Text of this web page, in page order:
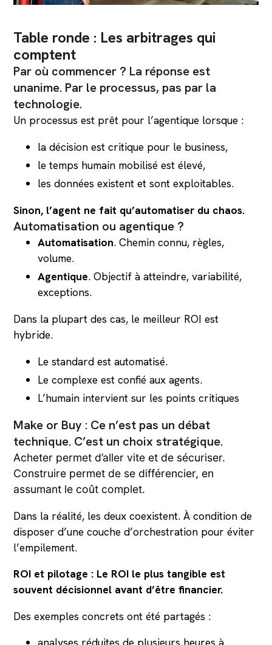
Table ronde : Les arbitrages qui
comptent
Par où commencer ? La réponse est
unanime. Par le processus, pas par la
technologie.
Un processus est prêt pour l’agentique lorsque :
la décision est critique pour le business,
le temps humain mobilisé est élevé,
les données existent et sont exploitables.
Sinon, l’agent ne fait qu’automatiser du chaos.
Automatisation ou agentique ?
Automatisation. Chemin connu, règles,
volume.
Agentique. Objectif à atteindre, variabilité,
exceptions.
Dans la plupart des cas, le meilleur ROI est
hybride.
Le standard est automatisé.
Le complexe est confié aux agents.
L’humain intervient sur les points critiques
Make or Buy : Ce n’est pas un débat
technique. C’est un choix stratégique.
Acheter permet d’aller vite et de sécuriser.
Construire permet de se différencier, en
assumant le coût complet.
Dans la réalité, les deux coexistent. À condition de
disposer d’une couche d’orchestration pour éviter
l’empilement.
ROI et pilotage : Le ROI le plus tangible est
souvent décisionnel avant d’être financier.
Des exemples concrets ont été partagés :